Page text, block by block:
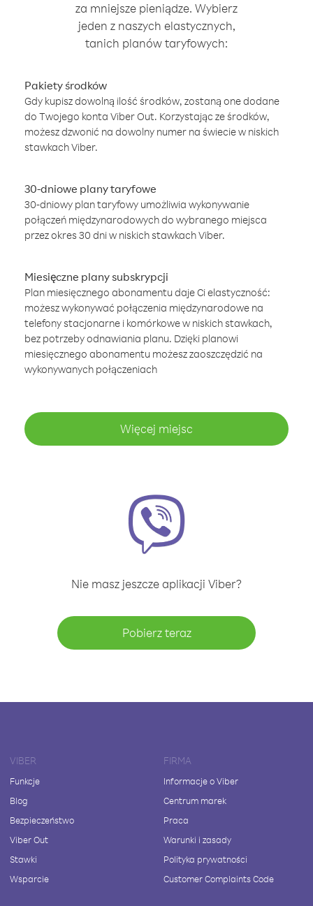
za mniejsze pieniądze. Wybierz
jeden z naszych elastycznych,
tanich planów taryfowych:
Pakiety środków
Gdy kupisz dowolną ilość środków, zostaną one dodane
do Twojego konta Viber Out. Korzystając ze środków,
możesz dzwonić na dowolny numer na świecie w niskich
stawkach Viber.
30-dniowe plany taryfowe
30-dniowy plan taryfowy umożliwia wykonywanie
połączeń międzynarodowych do wybranego miejsca
przez okres 30 dni w niskich stawkach Viber.
Miesięczne plany subskrypcji
Plan miesięcznego abonamentu daje Ci elastyczność:
możesz wykonywać połączenia międzynarodowe na
telefony stacjonarne i komórkowe w niskich stawkach,
bez potrzeby odnawiania planu. Dzięki planowi
miesięcznego abonamentu możesz zaoszczędzić na
wykonywanych połączeniach
Więcej miejsc
Nie masz jeszcze aplikacji Viber?
Pobierz teraz
VIBER
Funkcje
Blog
Bezpieczeństwo
Viber Out
Stawki
Wsparcie
FIRMA
Informacje o Viber
Centrum marek
Praca
Warunki i zasady
Polityka prywatności
Customer Complaints Code